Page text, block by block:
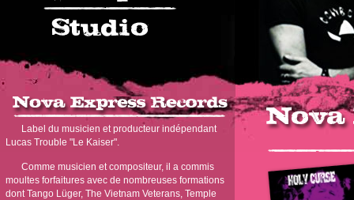
Label du musicien et producteur indépendant
Lucas Trouble "Le Kaiser".
Comme musicien et compositeur, il a commis
moultes forfaitures avec de nombreuses formations
dont Tango Lüger, The Vietnam Veterans, Temple